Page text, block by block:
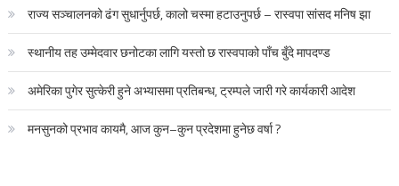
राज्य सञ्चालनको ढंग सुधार्नुपर्छ, कालो चस्मा हटाउनुपर्छ – रास्वपा सांसद मनिष झा
स्थानीय तह उम्मेदवार छनोटका लागि यस्तो छ रास्वपाको पाँच बुँदे मापदण्ड
अमेरिका पुगेर सुत्केरी हुने अभ्यासमा प्रतिबन्ध, ट्रम्पले जारी गरे कार्यकारी आदेश
मनसुनको प्रभाव कायमै, आज कुन–कुन प्रदेशमा हुनेछ वर्षा ?